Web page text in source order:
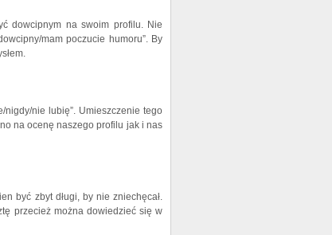
dowcipnym na swoim profilu. Nie
mam poczucie humoru”. By
nie lubię”. Umieszczenie tego
na ocenę naszego profilu jak i nas
być zbyt długi, by nie zniechęcał.
przecież można dowiedzieć się w